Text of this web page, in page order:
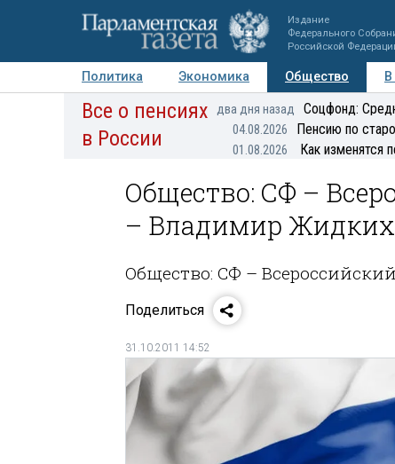
Издание
Федерального
Российской
Политика Экономика Общество
Авторы Персоны Мнения Регионы
Все о пенсиях
в России
два дня назад Соцфонд:
04.08.2026 Пенсию по
01.08.2026 Как изменятся
Общество: СФ –
– Владимир Жидких
Общество: СФ –
Поделиться
31.10.2011 14:52